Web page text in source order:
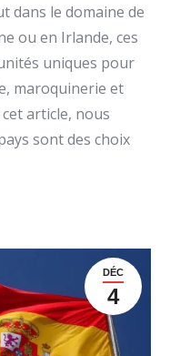
dans le domaine de
ou en Irlande, ces
uniques pour
maroquinerie et
article, nous
sont des choix
DÉC
4